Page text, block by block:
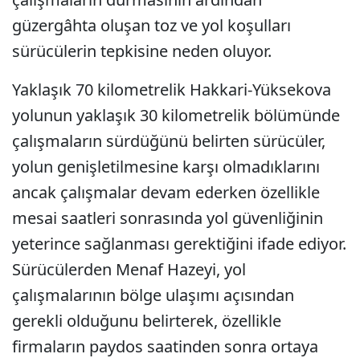
güzergâhta oluşan toz ve yol koşulları
sürücülerin tepkisine neden oluyor.
Yaklaşık 70 kilometrelik Hakkari-Yüksekova
yolunun yaklaşık 30 kilometrelik bölümünde
çalışmaların sürdüğünü belirten sürücüler,
yolun genişletilmesine karşı olmadıklarını
ancak çalışmalar devam ederken özellikle
mesai saatleri sonrasında yol güvenliğinin
yeterince sağlanması gerektiğini ifade ediyor.
Sürücülerden Menaf Hazeyi, yol
çalışmalarının bölge ulaşımı açısından
gerekli olduğunu belirterek, özellikle
firmaların paydos saatinden sonra ortaya